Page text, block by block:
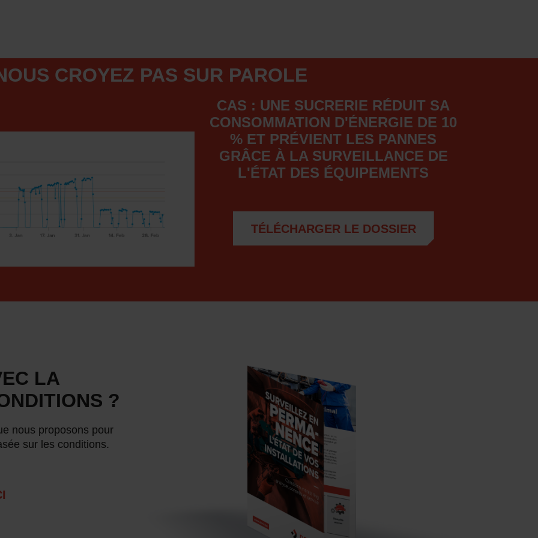
CROYEZ PAS SUR PAROLE
CAS : UNE SUCRERIE RÉDUIT SA
CONSOMMATION D'ÉNERGIE DE 10
% ET PRÉVIENT LES PANNES
GRÂCE À LA SURVEILLANCE DE
L'ÉTAT DES ÉQUIPEMENTS
TÉLÉCHARGER LE DOSSIER
LA
?
nous proposons pour
sur les conditions.